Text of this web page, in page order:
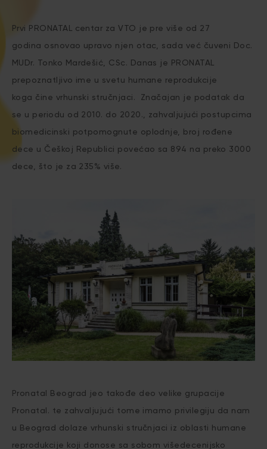
Prvi PRONATAL centar za VTO je pre više od 27
godina osnovao upravo njen otac, sada već čuveni Doc.
MUDr. Tonko Mardešić, CSc. Danas je PRONATAL
prepoznatljivo ime u svetu humane reprodukcije
koga čine vrhunski stručnjaci. Značajan je podatak da
se u periodu od 2010. do 2020., zahvaljujući postupcima
biomedicinski potpomognute oplodnje, broj rođene
dece u Češkoj Republici povećao sa 894 na preko 3000
dece, što je za 235% više.
Pronatal Beograd jeo takođe deo velike grupacije
Pronatal. te zahvaljujući tome imamo privilegiju da nam
u Beograd dolaze vrhunski stručnjaci iz oblasti humane
reprodukcije koji donose sa sobom višedecenijsko